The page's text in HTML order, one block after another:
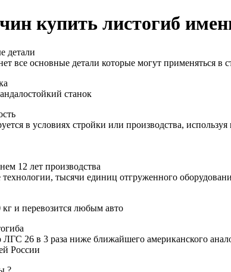
купить листогиб
детали
все основные детали которые могут применяться в
станок
в условиях стройки или производства,
12 лет производства
технологии, тысячи единиц отгруженного
кг и перевозится любым авто
26 в 3 раза ниже ближайшего американского
России
?